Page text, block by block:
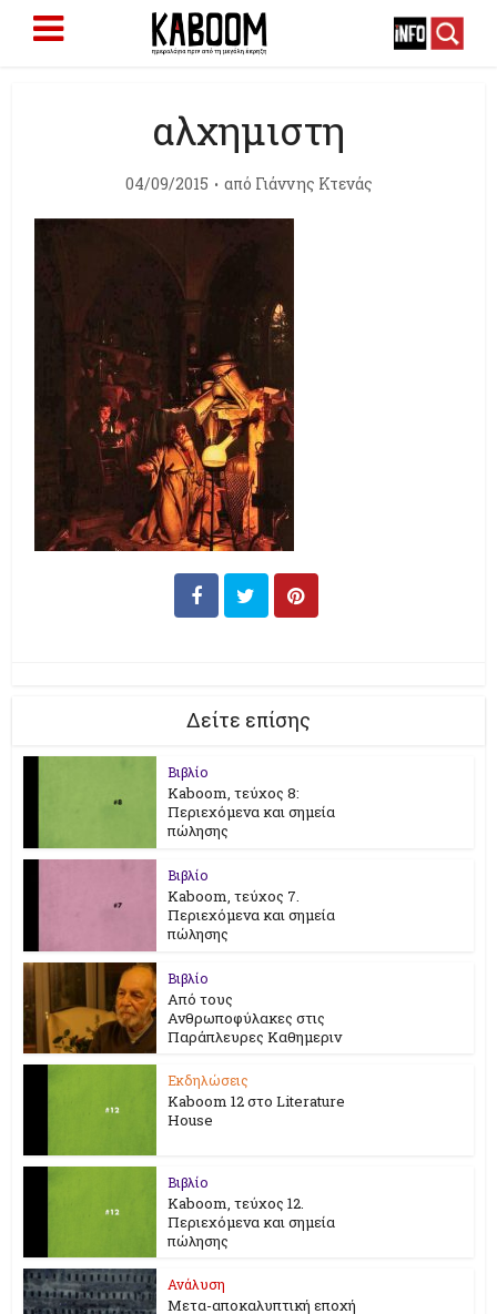
αλχημιστη
04/09/2015 από Γιάννης Κτενάς
Δείτε επίσης
Βιβλίο
Kaboom, τεύχος 8:
Περιεχόμενα και σημεία
πώλησης
Βιβλίο
Kaboom, τεύχος 7.
Περιεχόμενα και σημεία
πώλησης
Βιβλίο
Από τους
Ανθρωποφύλακες στις
Παράπλευρες Καθημεριν
Εκδηλώσεις
Kaboom 12 στο Literature
House
Βιβλίο
Kaboom, τεύχος 12.
Περιεχόμενα και σημεία
πώλησης
Ανάλυση
Μετα-αποκαλυπτική εποχή